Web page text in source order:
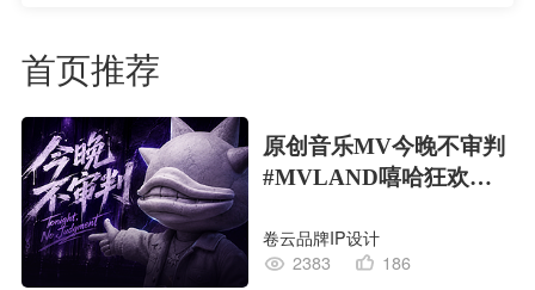
首页推荐
原创音乐MV今晚不审判
#MVLAND嘻哈狂欢派
卷云品牌IP设计
2383
186